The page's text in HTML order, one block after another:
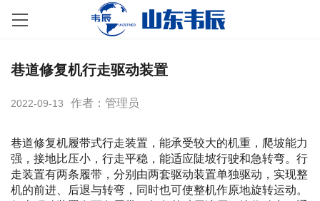
巷道修复机行走驱动装置
2022-09-13 作者：管理员
巷道修复机履带式行走装置，能承受较大的机重，爬坡能力
强，接地比压小，行走平稳，能适应陡坡行驶和急转弯。行
走装置有两条履带，分别由两套驱动装置单独驱动，实现整
机的前进、后退与转弯，同时也可使整机作原地旋转运动。